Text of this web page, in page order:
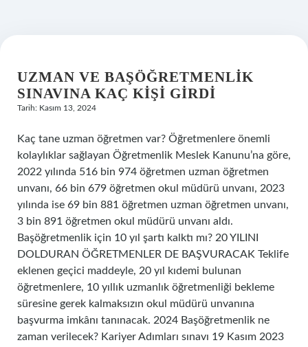
UZMAN VE BAŞÖĞRETMENLIK
SINAVINA KAÇ KIŞI GIRDI
Tarih: Kasım 13, 2024
Kaç tane uzman öğretmen var? Öğretmenlere önemli
kolaylıklar sağlayan Öğretmenlik Meslek Kanunu’na göre,
2022 yılında 516 bin 974 öğretmen uzman öğretmen
unvanı, 66 bin 679 öğretmen okul müdürü unvanı, 2023
yılında ise 69 bin 881 öğretmen uzman öğretmen unvanı,
3 bin 891 öğretmen okul müdürü unvanı aldı.
Başöğretmenlik için 10 yıl şartı kalktı mı? 20 YILINI
DOLDURAN ÖĞRETMENLER DE BAŞVURACAK Teklife
eklenen geçici maddeyle, 20 yıl kıdemi bulunan
öğretmenlere, 10 yıllık uzmanlık öğretmenliği bekleme
süresine gerek kalmaksızın okul müdürü unvanına
başvurma imkânı tanınacak. 2024 Başöğretmenlik ne
zaman verilecek? Kariyer Adımları sınavı 19 Kasım 2023